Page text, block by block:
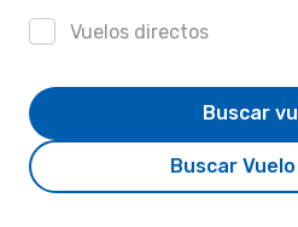
Vuelos directos
Buscar
Buscar